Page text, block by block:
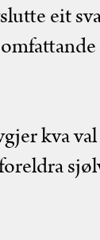
eit
kva val